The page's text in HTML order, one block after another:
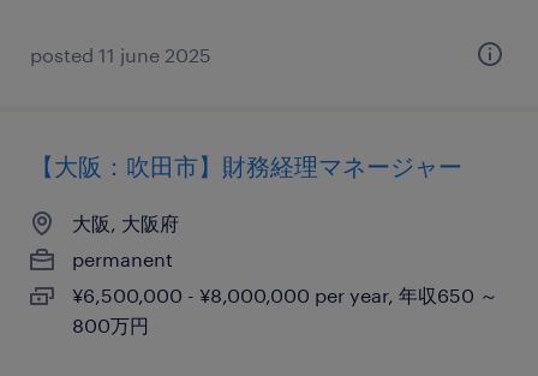
posted 11 june 2025
【大阪：吹田市】財務経理マネージャー
大阪, 大阪府
permanent
¥6,500,000 - ¥8,000,000 per year, 年収650 ～
800万円